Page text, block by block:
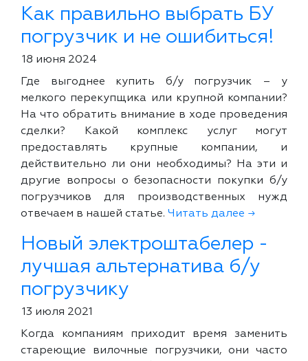
Как правильно выбрать БУ
погрузчик и не ошибиться!
18 июня 2024
Где выгоднее купить б/у погрузчик – у
мелкого перекупщика или крупной компании?
На что обратить внимание в ходе проведения
сделки? Какой комплекс услуг могут
предоставлять крупные компании, и
действительно ли они необходимы? На эти и
другие вопросы о безопасности покупки б/у
погрузчиков для производственных нужд
отвечаем в нашей статье. Читать далее →
Новый электроштабелер -
лучшая альтернатива б/у
погрузчику
13 июля 2021
Когда компаниям приходит время заменить
стареющие вилочные погрузчики, они часто